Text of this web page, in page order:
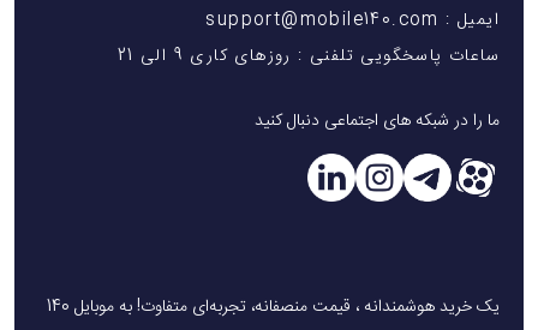
ایمیل : support@mobile140.com
ساعات پاسخگویی تلفنی : روزهای کاری 9 الی 21
ما را در شبکه های اجتماعی دنبال کنید
یک خرید هوشمندانه ، قیمت منصفانه، تجربه‌ای متفاوت! به موبایل 140